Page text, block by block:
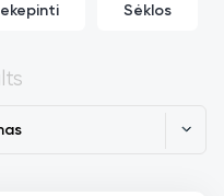
Sėklos